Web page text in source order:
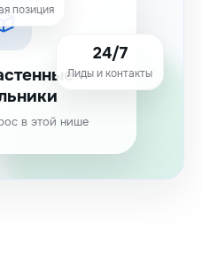
в этой нише
позиция
24/7
Лиды и контакты